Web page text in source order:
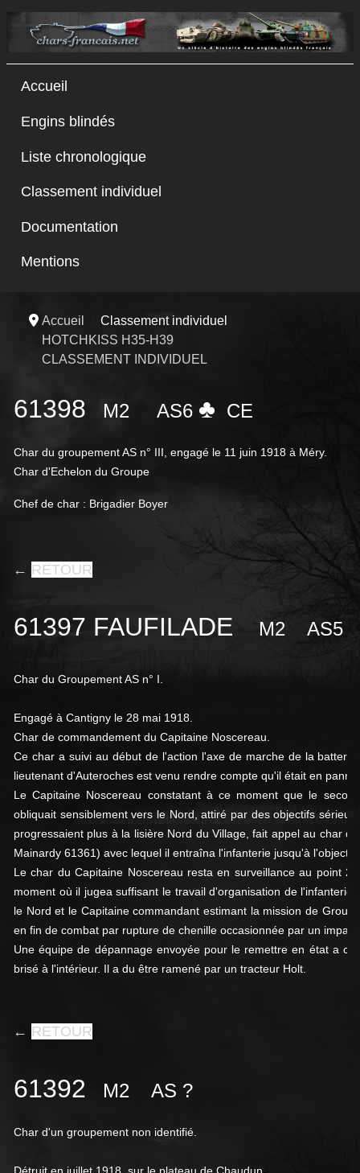
Accueil
Engins blindés
Liste chronologique
Classement individuel
Documentation
Mentions
Accueil
Classement individuel
HOTCHKISS H35-H39
CLASSEMENT INDIVIDUEL
61398 M2 AS6 ♣ CE
Char du groupement AS n° III, engagé le 11 juin 1918 à Méry.
Char d'Echelon du Groupe
Chef de char : Brigadier Boyer
← RETOUR
61397 FAUFILADE M2 AS5
Char du Groupement AS n° I.
Engagé à Cantigny le 28 mai 1918.
Char de commandement du Capitaine Noscereau.
Ce char a suivi au début de l'action l'axe de marche de la
lieutenant d'Auteroches est venu rendre compte qu'il était en panne.
Le Capitaine Noscereau constatant à ce moment que le
obliquait sensiblement vers le Nord, attiré par des objectifs
progressaient plus à la lisière Nord du Village, fait appel au char
Mainardy 61361) avec lequel il entraîna l'infanterie jusqu'à l'objectif
Le char du Capitaine Noscereau resta en surveillance au point
moment où il jugea suffisant le travail d'organisation de
le Nord et le Capitaine commandant estimant la mission de
en fin de combat par rupture de chenille occasionnée par un
Une équipe de dépannage envoyée pour le remettre en état a
brisé à l'intérieur. Il a du être ramené par un tracteur Holt.
← RETOUR
61392 M2 AS ?
Char d'un groupement non identifié.